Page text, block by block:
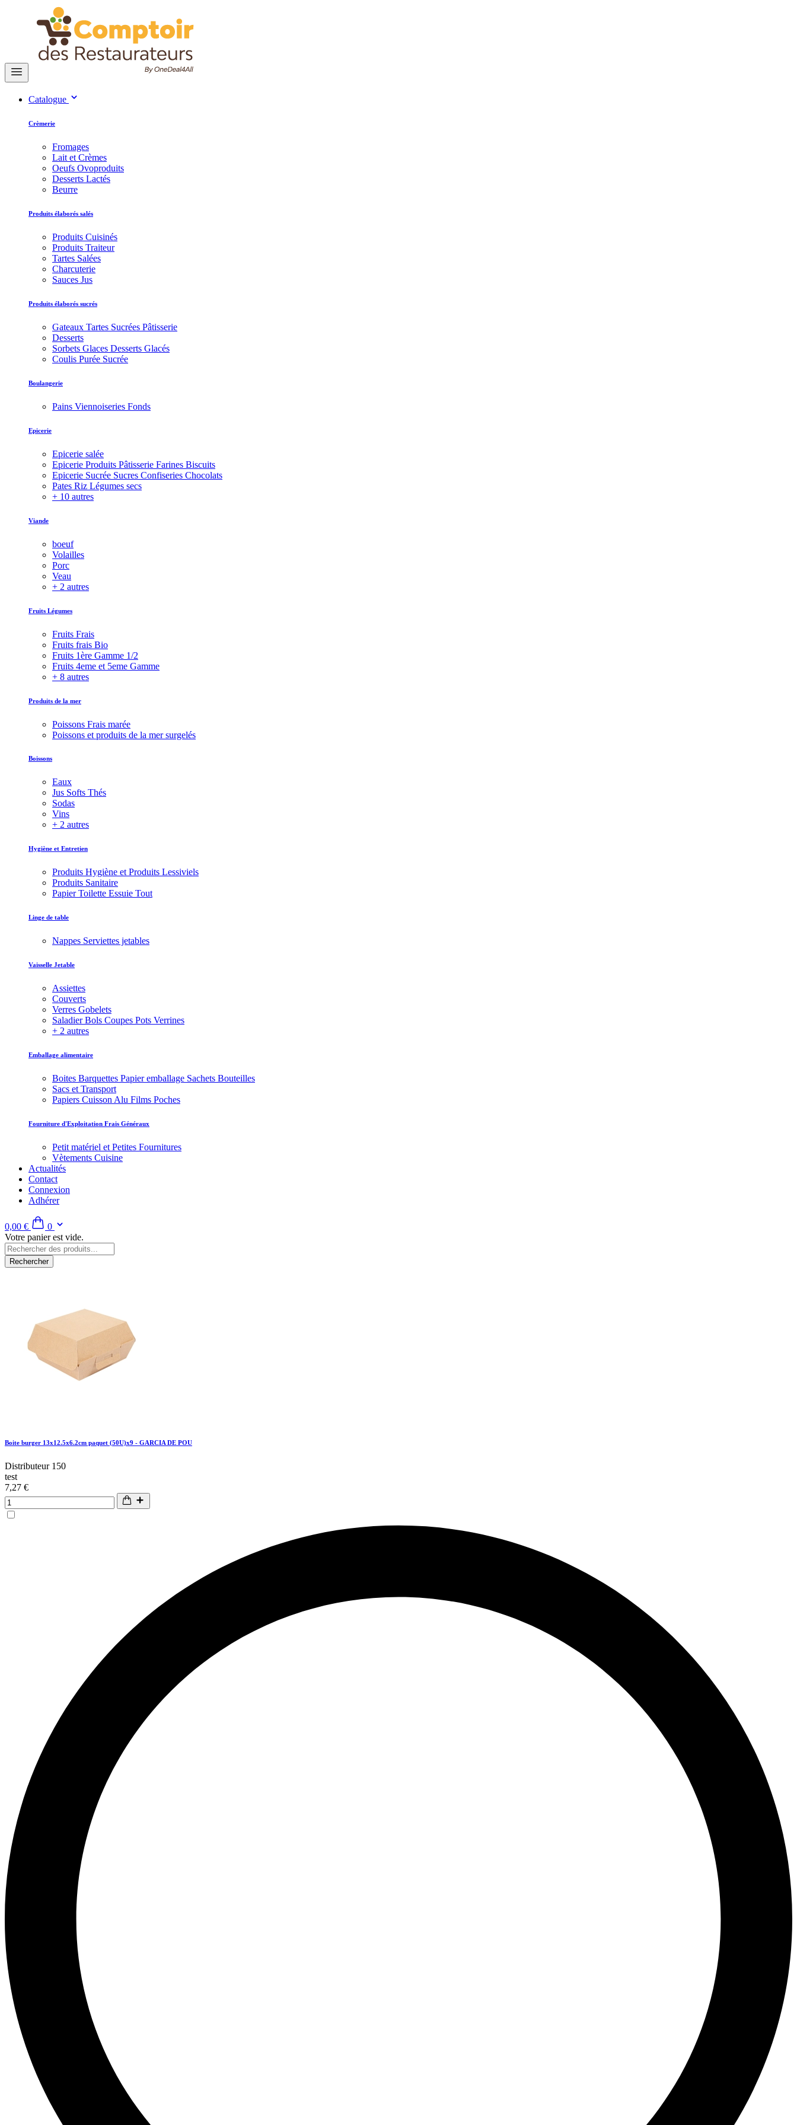
Catalogue
Crèmerie
Fromages
Lait et Crèmes
Oeufs Ovoproduits
Desserts Lactés
Beurre
Produits élaborés salés
Produits Cuisinés
Produits Traiteur
Tartes Salées
Charcuterie
Sauces Jus
Produits élaborés sucrés
Gateaux Tartes Sucrées Pâtisserie
Desserts
Sorbets Glaces Desserts Glacés
Coulis Purée Sucrée
Boulangerie
Pains Viennoiseries Fonds
Epicerie
Epicerie salée
Epicerie Produits Pâtisserie Farines Biscuits
Epicerie Sucrée Sucres Confiseries Chocolats
Pates Riz Légumes secs
+ 10 autres
Viande
boeuf
Volailles
Porc
Veau
+ 2 autres
Fruits Légumes
Fruits Frais
Fruits frais Bio
Fruits 1ère Gamme 1/2
Fruits 4eme et 5eme Gamme
+ 8 autres
Produits de la mer
Poissons Frais marée
Poissons et produits de la mer surgelés
Boissons
Eaux
Jus Softs Thés
Sodas
Vins
+ 2 autres
Hygiène et Entretien
Produits Hygiène et Produits Lessiviels
Produits Sanitaire
Papier Toilette Essuie Tout
Linge de table
Nappes Serviettes jetables
Vaisselle Jetable
Assiettes
Couverts
Verres Gobelets
Saladier Bols Coupes Pots Verrines
+ 2 autres
Emballage alimentaire
Boites Barquettes Papier emballage Sachets Bouteilles
Sacs et Transport
Papiers Cuisson Alu Films Poches
Fourniture d'Exploitation Frais Généraux
Petit matériel et Petites Fournitures
Vètements Cuisine
Actualités
Contact
Connexion
Adhérer
0,00 €
0
Votre panier est vide.
Rechercher
Boite burger 13x12.5x6.2cm paquet (50U)x9 - GARCIA DE POU
Distributeur 150
test
7,27 €